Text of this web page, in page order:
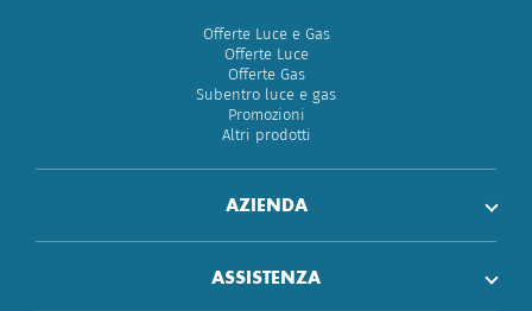
Offerte Luce e Gas
Offerte Luce
Offerte Gas
Subentro luce e gas
Promozioni
Altri prodotti
AZIENDA
ASSISTENZA